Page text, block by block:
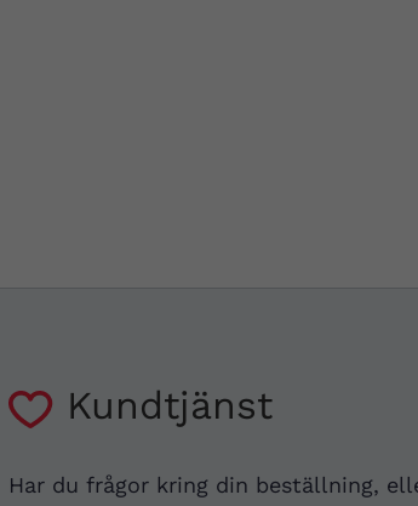
Kundtjänst
Har du frågor kring din beställning,